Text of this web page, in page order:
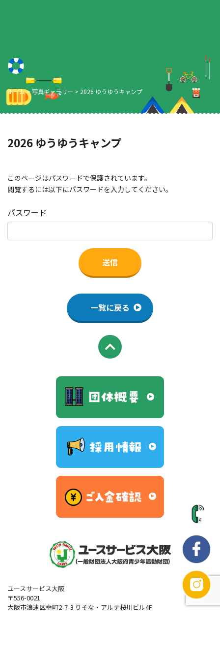
ホーム>写真ギャラリー > 2026 ゆうゆうキャンプ
2026 ゆうゆうキャンプ
このページはパスワードで保護されています。
閲覧するには以下にパスワードを入力してください。
パスワード
一覧に戻る
ユースサービス大阪
〒556-0021
大阪市浪速区幸町2-7-3 りそな・アルテ桜川ビル4F